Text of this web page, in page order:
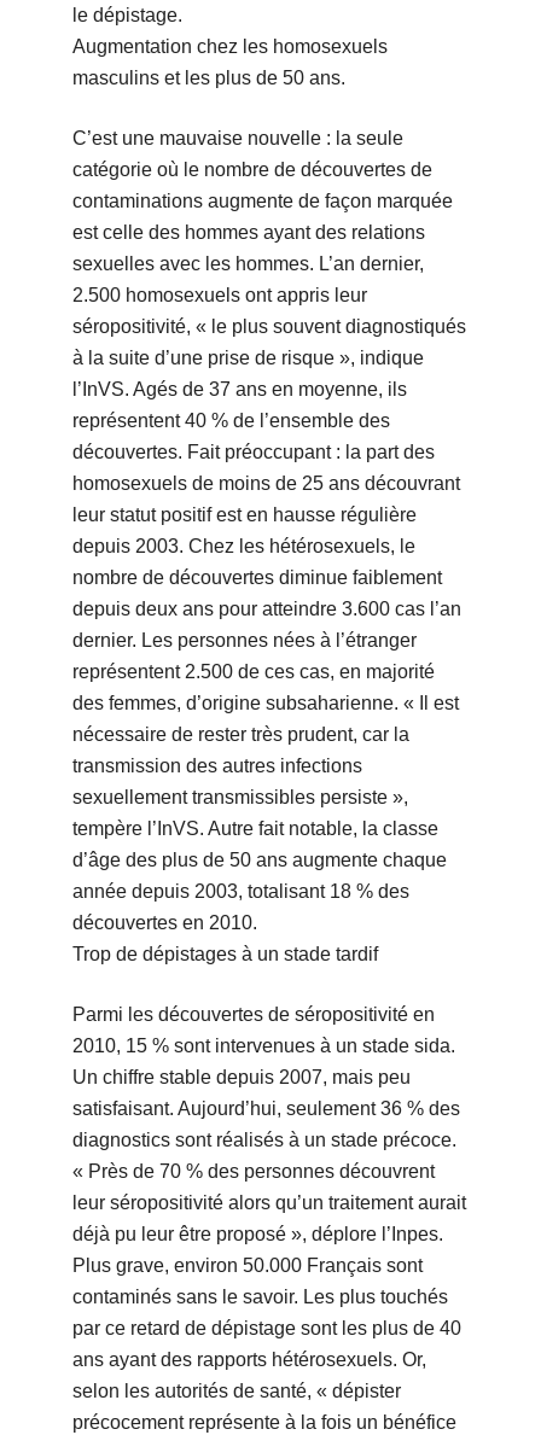
le dépistage.
Augmentation chez les homosexuels
masculins et les plus de 50 ans.
C’est une mauvaise nouvelle : la seule
catégorie où le nombre de découvertes de
contaminations augmente de façon marquée
est celle des hommes ayant des relations
sexuelles avec les hommes. L’an dernier,
2.500 homosexuels ont appris leur
séropositivité, « le plus souvent diagnostiqués
à la suite d’une prise de risque », indique
l’InVS. Agés de 37 ans en moyenne, ils
représentent 40 % de l’ensemble des
découvertes. Fait préoccupant : la part des
homosexuels de moins de 25 ans découvrant
leur statut positif est en hausse régulière
depuis 2003. Chez les hétérosexuels, le
nombre de découvertes diminue faiblement
depuis deux ans pour atteindre 3.600 cas l’an
dernier. Les personnes nées à l’étranger
représentent 2.500 de ces cas, en majorité
des femmes, d’origine subsaharienne. « Il est
nécessaire de rester très prudent, car la
transmission des autres infections
sexuellement transmissibles persiste »,
tempère l’InVS. Autre fait notable, la classe
d’âge des plus de 50 ans augmente chaque
année depuis 2003, totalisant 18 % des
découvertes en 2010.
Trop de dépistages à un stade tardif
Parmi les découvertes de séropositivité en
2010, 15 % sont intervenues à un stade sida.
Un chiffre stable depuis 2007, mais peu
satisfaisant. Aujourd’hui, seulement 36 % des
diagnostics sont réalisés à un stade précoce.
« Près de 70 % des personnes découvrent
leur séropositivité alors qu’un traitement aurait
déjà pu leur être proposé », déplore l’Inpes.
Plus grave, environ 50.000 Français sont
contaminés sans le savoir. Les plus touchés
par ce retard de dépistage sont les plus de 40
ans ayant des rapports hétérosexuels. Or,
selon les autorités de santé, « dépister
précocement représente à la fois un bénéfice